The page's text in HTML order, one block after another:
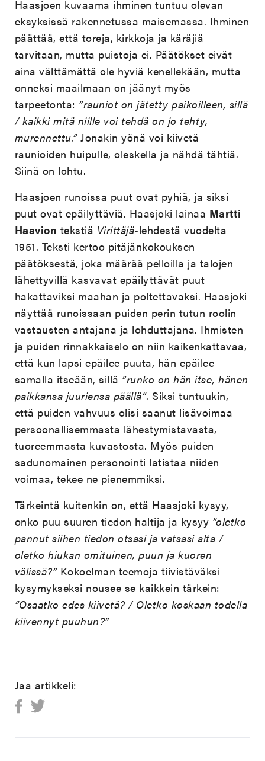
Haasjoen kuvaama ihminen tuntuu olevan
eksyksissä rakennetussa maisemassa. Ihminen
päättää, että toreja, kirkkoja ja käräjiä
tarvitaan, mutta puistoja ei. Päätökset eivät
aina välttämättä ole hyviä kenellekään, mutta
onneksi maailmaan on jäänyt myös
tarpeetonta: ”rauniot on jätetty paikoilleen, sillä
/ kaikki mitä niille voi tehdä on jo tehty,
murennettu.”Jonakin yönä voi kiivetä
raunioiden huipulle, oleskella ja nähdä tähtiä.
Siinä on lohtu.
Haasjoen runoissa puut ovat pyhiä, ja siksi
puut ovat epäilyttäviä. Haasjoki lainaa Martti
Haavion tekstiä Virittäjä-lehdestä vuodelta
1951. Teksti kertoo pitäjänkokouksen
päätöksestä, joka määrää pelloilla ja talojen
lähettyvillä kasvavat epäilyttävät puut
hakattaviksi maahan ja poltettavaksi. Haasjoki
näyttää runoissaan puiden perin tutun roolin
vastausten antajana ja lohduttajana. Ihmisten
ja puiden rinnakkaiselo on niin kaikenkattavaa,
että kun lapsi epäilee puuta, hän epäilee
samalla itseään, sillä ”runko on hän itse, hänen
paikkansa juuriensa päällä”. Siksi tuntuukin,
että puiden vahvuus olisi saanut lisävoimaa
persoonallisemmasta lähestymistavasta,
tuoreemmasta kuvastosta. Myös puiden
sadunomainen personointi latistaa niiden
voimaa, tekee ne pienemmiksi.
Tärkeintä kuitenkin on, että Haasjoki kysyy,
onko puu suuren tiedon haltija ja kysyy ”oletko
pannut siihen tiedon otsasi ja vatsasi alta /
oletko hiukan omituinen, puun ja kuoren
välissä?” Kokoelman teemoja tiivistäväksi
kysymykseksi nousee se kaikkein tärkein:
”Osaatko edes kiivetä? / Oletko koskaan todella
kiivennyt puuhun?”
Jaa artikkeli: